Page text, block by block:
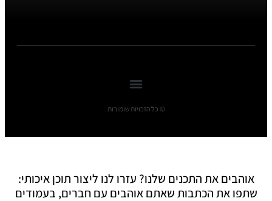
© כל הזכויות שומורות
אוהבים את התכנים שלנו? עזרו לנו ליצור תוכן איכותי:
שתפו את הכתבות שאתם אוהבים עם חברים, בעמודים